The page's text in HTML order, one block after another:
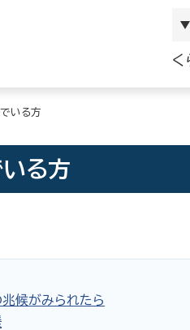
く
いる方
る方
候がみられたら